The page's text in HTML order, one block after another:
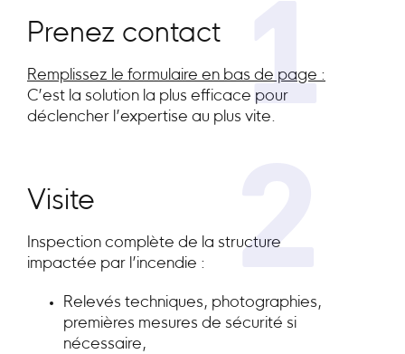
1
Prenez contact
Remplissez le formulaire en bas de page :
C’est la solution la plus efficace pour
déclencher l’expertise au plus vite.
2
Visite
Inspection complète de la structure
impactée par l’incendie :
Relevés techniques, photographies,
premières mesures de sécurité si
nécessaire,